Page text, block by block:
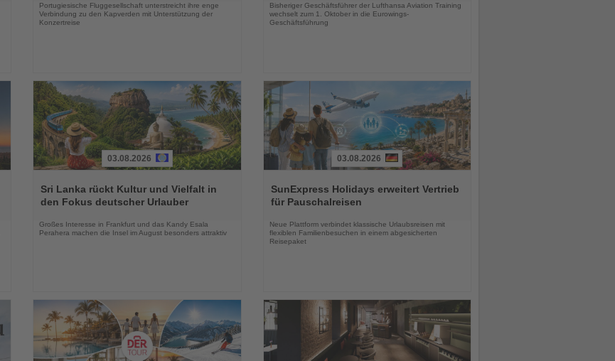
Portugiesische Fluggesellschaft unterstreicht ihre enge
Verbindung zu den Kapverden mit Unterstützung der
Konzertreise
Bisheriger Geschäftsführer der Lufthansa Aviation Training
wechselt zum 1. Oktober in die Eurowings-
Geschäftsführung
Sie
die
03.08.2026
Sri Lanka rückt Kultur und Vielfalt in
den Fokus deutscher Urlauber
Großes Interesse in Frankfurt und das Kandy Esala
Perahera machen die Insel im August besonders attraktiv
Sie
die
03.08.2026
SunExpress Holidays erweitert Vertrieb
für Pauschalreisen
Neue Plattform verbindet klassische Urlaubsreisen mit
flexiblen Familienbesuchen in einem abgesicherten
Reisepaket